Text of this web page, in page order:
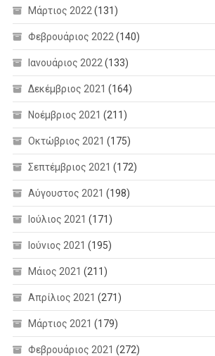
Μάρτιος 2022 (131)
Φεβρουάριος 2022 (140)
Ιανουάριος 2022 (133)
Δεκέμβριος 2021 (164)
Νοέμβριος 2021 (211)
Οκτώβριος 2021 (175)
Σεπτέμβριος 2021 (172)
Αύγουστος 2021 (198)
Ιούλιος 2021 (171)
Ιούνιος 2021 (195)
Μάιος 2021 (211)
Απρίλιος 2021 (271)
Μάρτιος 2021 (179)
Φεβρουάριος 2021 (272)